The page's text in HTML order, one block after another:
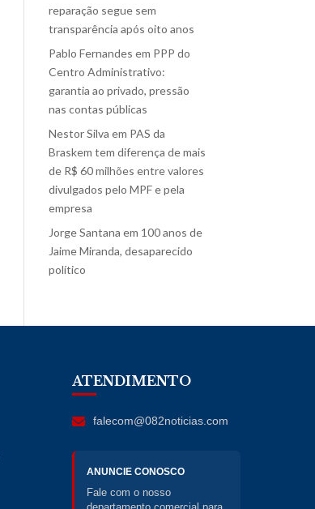
reparação segue sem
transparência após oito anos
Pablo Fernandes em PPP do
Centro Administrativo:
garantia ao privado, pressão
nas contas públicas
Nestor Silva em PAS da
Braskem tem diferença de mais
de R$ 60 milhões entre valores
divulgados pelo MPF e pela
empresa
Jorge Santana em 100 anos de
Jaime Miranda, desaparecido
político
ATENDIMENTO
falecom@082noticias.com
ANUNCIE CONOSCO
Fale com o nosso